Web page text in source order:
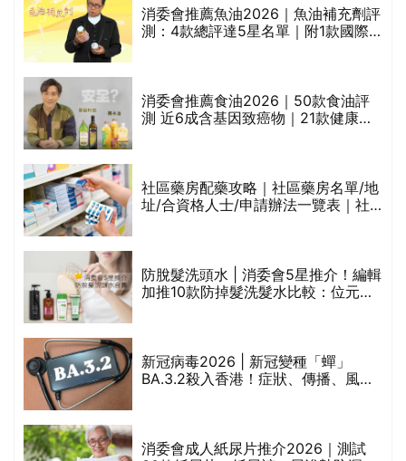
消委會推薦魚油2026｜魚油補充劑評
測：4款總評達5星名單｜附1款國際
消委會推薦食油2026｜50款食油評
測 近6成含基因致癌物｜21款健康煮
社區藥房配藥攻略｜社區藥房名單/地
址/合資格人士/申請辦法一覽表｜社
防脫髮洗頭水 | 消委會5星推介！編輯
加推10款防掉髮洗髮水比較：位元
新冠病毒2026 | 新冠變種「蟬」
BA.3.2殺入香港！症狀、傳播、風險
消委會成人紙尿片推介2026｜測試